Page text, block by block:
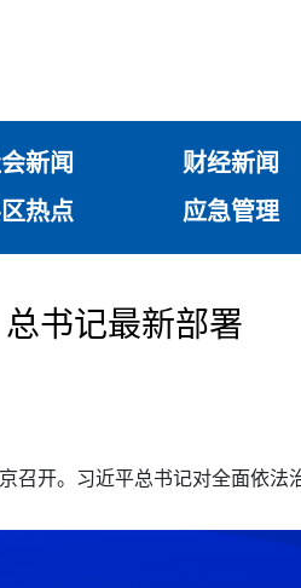
新闻 财经新闻
热点 应急管理
书记最新部署
召开。习近平总书记对全面依